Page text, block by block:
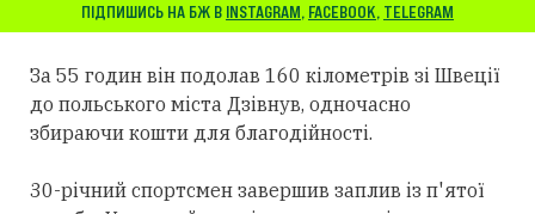
ПІДПИШИСЬ НА БЖ В INSTAGRAM, FACEBOOK, TELEGRAM
За 55 годин він подолав 160 кілометрів зі Швеції
до польського міста Дзівнув, одночасно
збираючи кошти для благодійності.
30-річний спортсмен завершив заплив із п'ятої